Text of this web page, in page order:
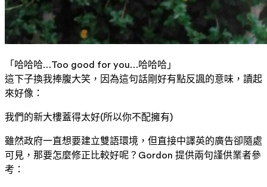
「哈哈哈…Too good for you…哈哈哈」
這下子換我捧腹大笑，因為這句話剛好有點反諷的意味，讀起
來好像：
我們的新大樓蓋得太好(所以你不配擁有)
雖然政府一直想要建立雙語環境，但直接中譯英的廣告卻隨處
可見，那要怎麼修正比較好呢？Gordon 提供兩句謹供業者參
考：